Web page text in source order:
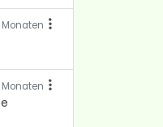
Monaten
Monaten